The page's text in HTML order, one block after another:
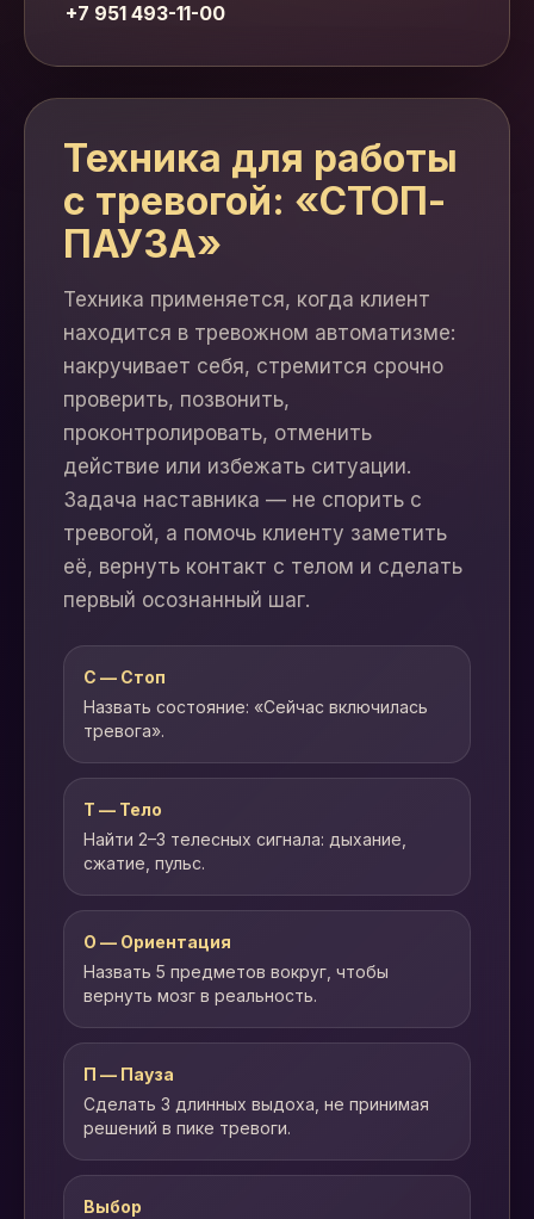
+7 951 493-11-00
Техника для работы
с тревогой: «СТОП-
ПАУЗА»
Техника применяется, когда клиент
находится в тревожном автоматизме:
накручивает себя, стремится срочно
проверить, позвонить,
проконтролировать, отменить
действие или избежать ситуации.
Задача наставника — не спорить с
тревогой, а помочь клиенту заметить
её, вернуть контакт с телом и сделать
первый осознанный шаг.
С — Стоп
Назвать состояние: «Сейчас включилась
тревога».
Т — Тело
Найти 2–3 телесных сигнала: дыхание,
сжатие, пульс.
О — Ориентация
Назвать 5 предметов вокруг, чтобы
вернуть мозг в реальность.
П — Пауза
Сделать 3 длинных выдоха, не принимая
решений в пике тревоги.
Выбор